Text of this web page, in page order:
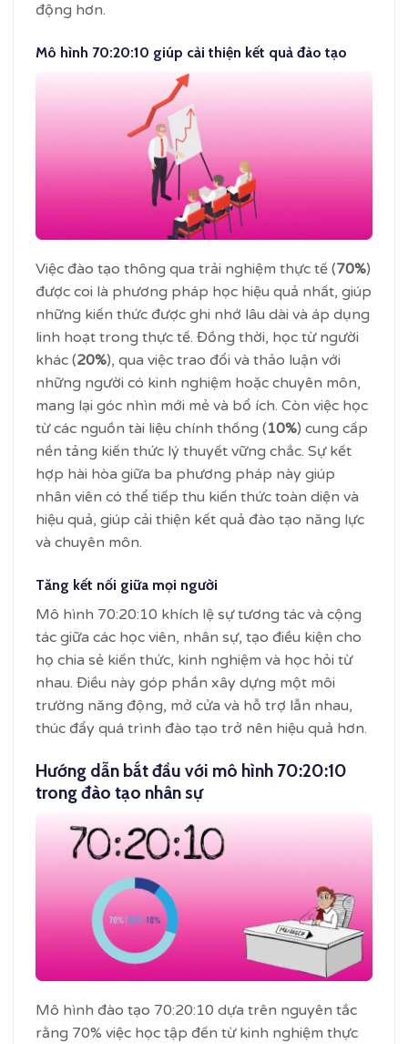
động hơn.
Mô hình 70:20:10 giúp cải thiện kết quả đào tạo
Việc đào tạo thông qua trải nghiệm thực tế (70%)
được coi là phương pháp học hiệu quả nhất, giúp
những kiến thức được ghi nhớ lâu dài và áp dụng
linh hoạt trong thực tế. Đồng thời, học từ người
khác (20%), qua việc trao đổi và thảo luận với
những người có kinh nghiệm hoặc chuyên môn,
mang lại góc nhìn mới mẻ và bổ ích. Còn việc học
từ các nguồn tài liệu chính thống (10%) cung cấp
nền tảng kiến thức lý thuyết vững chắc. Sự kết
hợp hài hòa giữa ba phương pháp này giúp
nhân viên có thể tiếp thu kiến thức toàn diện và
hiệu quả, giúp cải thiện kết quả đào tạo năng lực
và chuyên môn.
Tăng kết nối giữa mọi người
Mô hình 70:20:10 khích lệ sự tương tác và cộng
tác giữa các học viên, nhân sự, tạo điều kiện cho
họ chia sẻ kiến thức, kinh nghiệm và học hỏi từ
nhau. Điều này góp phần xây dựng một môi
trường năng động, mở cửa và hỗ trợ lẫn nhau,
thúc đẩy quá trình đào tạo trở nên hiệu quả hơn.
Hướng dẫn bắt đầu với mô hình 70:20:10
trong đào tạo nhân sự
Mô hình đào tạo 70:20:10 dựa trên nguyên tắc
rằng 70% việc học tập đến từ kinh nghiệm thực